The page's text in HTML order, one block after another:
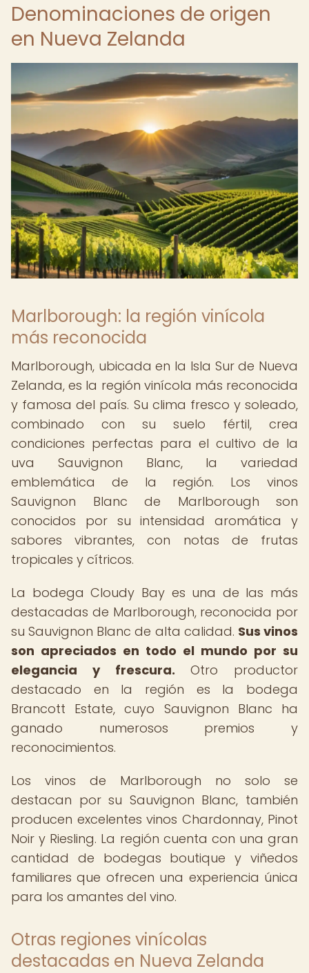
Denominaciones de origen
en Nueva Zelanda
Marlborough: la región vinícola
más reconocida
Marlborough, ubicada en la Isla Sur de Nueva
Zelanda, es la región vinícola más reconocida
y famosa del país. Su clima fresco y soleado,
combinado con su suelo fértil, crea
condiciones perfectas para el cultivo de la
uva Sauvignon Blanc, la variedad
emblemática de la región. Los vinos
Sauvignon Blanc de Marlborough son
conocidos por su intensidad aromática y
sabores vibrantes, con notas de frutas
tropicales y cítricos.
La bodega Cloudy Bay es una de las más
destacadas de Marlborough, reconocida por
su Sauvignon Blanc de alta calidad. Sus vinos
son apreciados en todo el mundo por su
elegancia y frescura. Otro productor
destacado en la región es la bodega
Brancott Estate, cuyo Sauvignon Blanc ha
ganado numerosos premios y
reconocimientos.
Los vinos de Marlborough no solo se
destacan por su Sauvignon Blanc, también
producen excelentes vinos Chardonnay, Pinot
Noir y Riesling. La región cuenta con una gran
cantidad de bodegas boutique y viñedos
familiares que ofrecen una experiencia única
para los amantes del vino.
Otras regiones vinícolas
destacadas en Nueva Zelanda